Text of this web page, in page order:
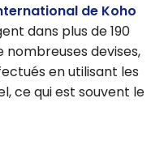
de Koho
dans plus de 190
nombreuses devises,
en utilisant les
ce qui est souvent le